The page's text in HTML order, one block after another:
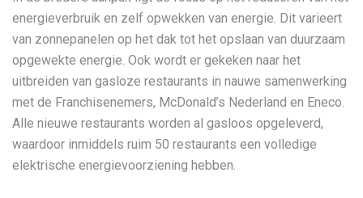
energieverbruik en zelf opwekken van energie. Dit varieert
van zonnepanelen op het dak tot het opslaan van duurzaam
opgewekte energie. Ook wordt er gekeken naar het
uitbreiden van gasloze restaurants in nauwe samenwerking
met de Franchisenemers, McDonald’s Nederland en Eneco.
Alle nieuwe restaurants worden al gasloos opgeleverd,
waardoor inmiddels ruim 50 restaurants een volledige
elektrische energievoorziening hebben.